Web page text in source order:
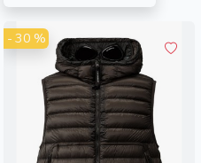
- 30 %